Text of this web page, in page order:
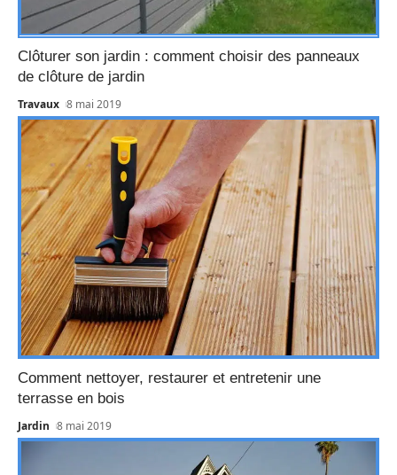
Clôturer son jardin : comment choisir des panneaux
de clôture de jardin
Travaux 8 mai 2019
Comment nettoyer, restaurer et entretenir une
terrasse en bois
Jardin 8 mai 2019